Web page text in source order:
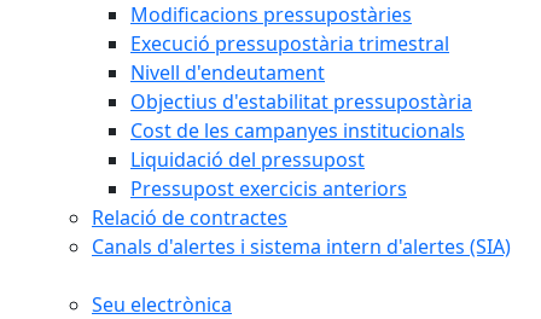
Modificacions pressupostàries
Execució pressupostària trimestral
Nivell d'endeutament
Objectius d'estabilitat pressupostària
Cost de les campanyes institucionals
Liquidació del pressupost
Pressupost exercicis anteriors
Relació de contractes
Canals d'alertes i sistema intern d'alertes (SIA)
Seu electrònica